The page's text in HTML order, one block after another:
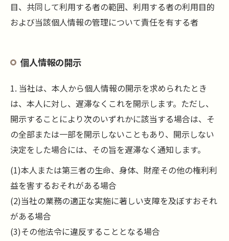
目、共同して利用する者の範囲、利用する者の利用目的
および当該個人情報の管理について責任を有する者
個人情報の開示
1. 当社は、本人から個人情報の開示を求められたとき
は、本人に対し、遅滞なくこれを開示します。ただし、
開示することにより次のいずれかに該当する場合は、そ
の全部または一部を開示しないこともあり、開示しない
決定をした場合には、その旨を遅滞なく通知します。
(1)本人または第三者の生命、身体、財産その他の権利利
益を害するおそれがある場合
(2)当社の業務の適正な実施に著しい支障を及ぼすおそれ
がある場合
(3)その他法令に違反することとなる場合